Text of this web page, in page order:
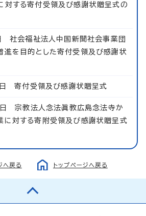
対する寄付受領及び感謝状贈呈式の
会福祉法人中国新聞社会事業団
進を目的とした寄付受領及び感謝状
寄付受領及び感謝状贈呈式
宗教法人念法眞教広島念法寺か
に対する寄附受領及び感謝状贈呈式
へ戻る トップページへ戻る